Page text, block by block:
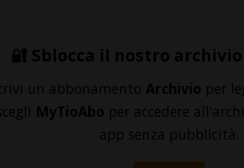
🔐 Sblocca il nostro
un abbonamento Archivio per
MyTioAbo per accedere
app senza pubblicità.